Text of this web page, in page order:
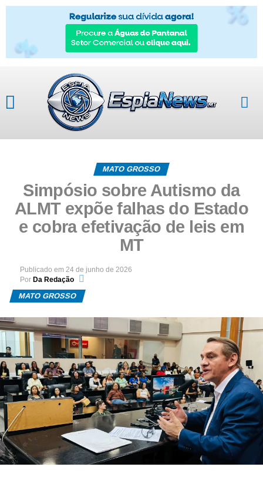
MATO GROSSO
Simpósio sobre Autismo da
ALMT expõe falhas do Estado
e cobra efetivação de leis em
MT
Publicado em 24 de junho de 2026
Por Da Redação
MATO GROSSO